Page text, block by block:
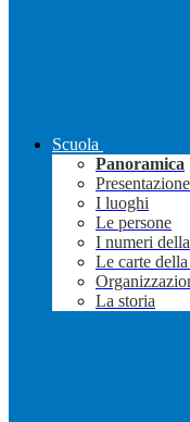
Scuola
Panoramica
Presentazione
I luoghi
Le persone
I numeri
Le carte
La storia